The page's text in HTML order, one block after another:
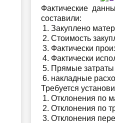
Фактические
составили:
Закуплено
Стоимость
Фактически
Фактически
Прямые затраты
накладные
Требуется
Отклонения по
Отклонения по
Отклонения